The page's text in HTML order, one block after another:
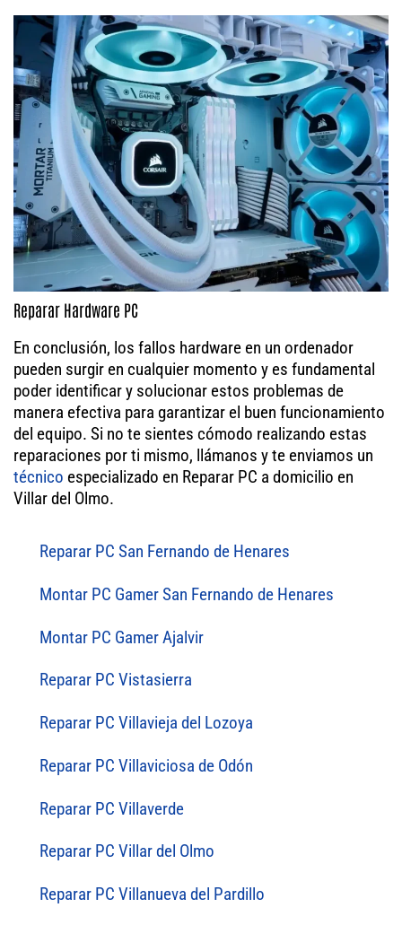
Reparar Hardware PC
En conclusión, los fallos hardware en un ordenador
pueden surgir en cualquier momento y es fundamental
poder identificar y solucionar estos problemas de
manera efectiva para garantizar el buen funcionamiento
del equipo. Si no te sientes cómodo realizando estas
reparaciones por ti mismo, llámanos y te enviamos un
técnico especializado en Reparar PC a domicilio en
Villar del Olmo.
Reparar PC San Fernando de Henares
Montar PC Gamer San Fernando de Henares
Montar PC Gamer Ajalvir
Reparar PC Vistasierra
Reparar PC Villavieja del Lozoya
Reparar PC Villaviciosa de Odón
Reparar PC Villaverde
Reparar PC Villar del Olmo
Reparar PC Villanueva del Pardillo